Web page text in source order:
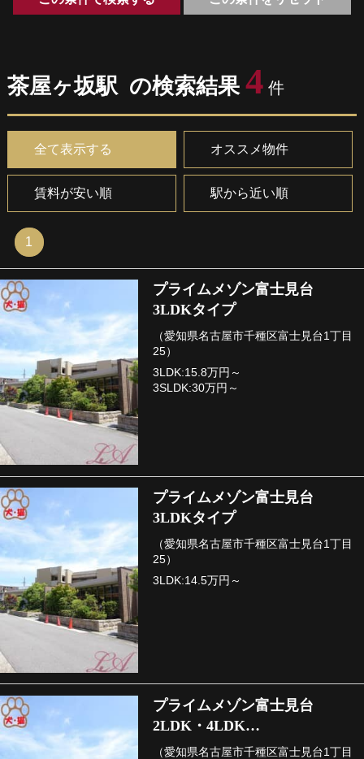
茶屋ヶ坂駅 の検索結果 4 件
全て表示する オススメ物件
賃料が安い順 駅から近い順
1
プライムメゾン富士見台
3LDKタイプ
（愛知県名古屋市千種区富士見台1丁目
25）
3LDK:15.8万円～
3SLDK:30万円～
プライムメゾン富士見台
3LDKタイプ
（愛知県名古屋市千種区富士見台1丁目
25）
3LDK:14.5万円～
プライムメゾン富士見台
2LDK・4LDK…
（愛知県名古屋市千種区富士見台1丁目